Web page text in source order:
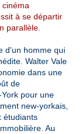
à se départir
parallèle.
d'un homme qui
Walter Vale
dans une
de
pour une
new-yorkais,
étudiants
Au